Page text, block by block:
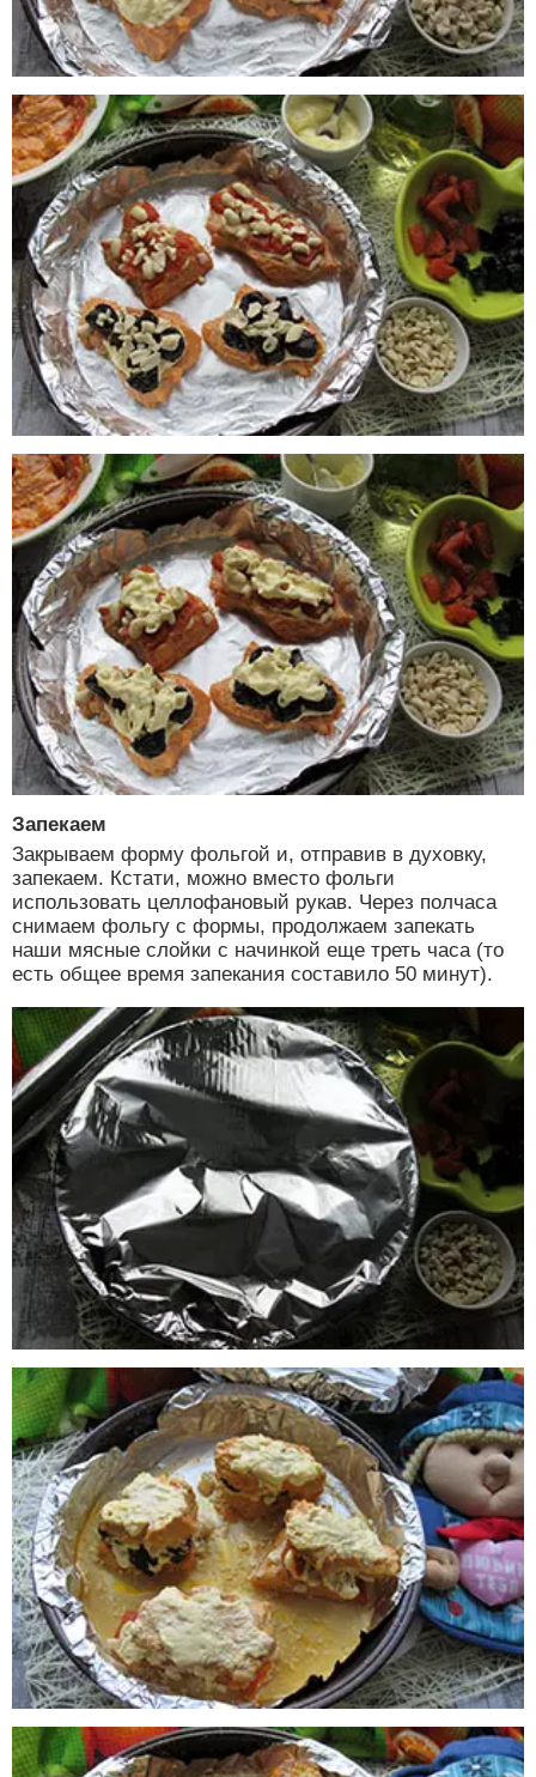
Запекаем
Закрываем форму фольгой и, отправив в духовку,
запекаем. Кстати, можно вместо фольги
использовать целлофановый рукав. Через полчаса
снимаем фольгу с формы, продолжаем запекать
наши мясные слойки с начинкой еще треть часа (то
есть общее время запекания составило 50 минут).